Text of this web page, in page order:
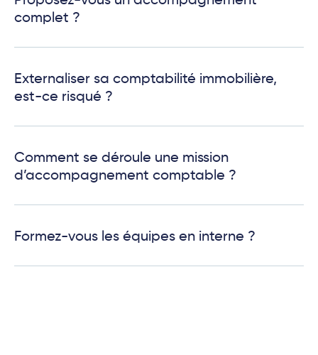
complet ?
Externaliser sa comptabilité immobilière,
est-ce risqué ?
Comment se déroule une mission
d’accompagnement comptable ?
Formez-vous les équipes en interne ?